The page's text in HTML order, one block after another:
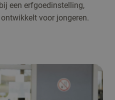
een erfgoedinstelling,
voor jongeren.